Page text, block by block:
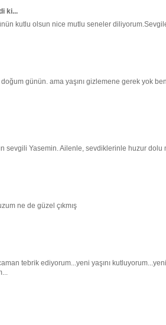
ki...
kutlu olsun nice mutlu seneler
günün. ama yaşını gizlemene gerek yok
sevgili Yasemin. Ailenle, sevdiklerinle huzur dolu
ne de güzel çıkmış
tebrik ediyorum...yeni yaşını